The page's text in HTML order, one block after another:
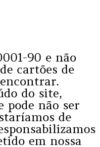
90 e não
cartões de
do site,
pode não ser
de
em nossa